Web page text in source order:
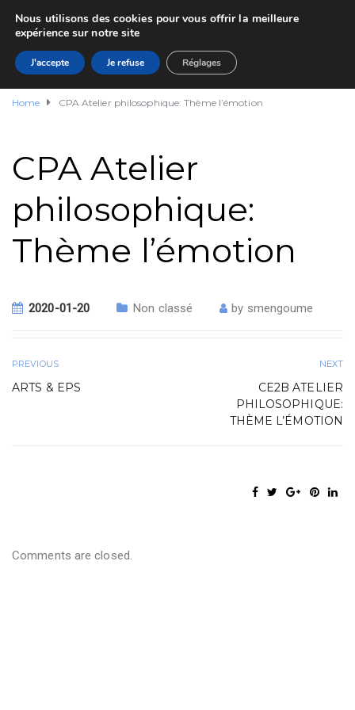
Home CPA Atelier philosophique: Thème l’émotion
CPA Atelier
philosophique:
Thème l’émotion
2020-01-20 Non classé by smengoume
PREVIOUS
ARTS & EPS
NEXT
CE2B ATELIER
PHILOSOPHIQUE:
THÈME L’ÉMOTION
Comments are closed.
Nous utilisons des cookies pour vous offrir la meilleure
expérience sur notre site
J'accepte Je refuse Réglages